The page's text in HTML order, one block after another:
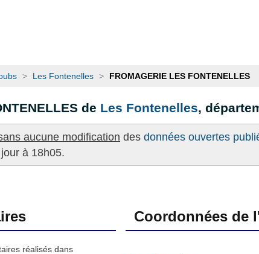
> Les Fontenelles > FROMAGERIE LES FONTENELLES
de Les Fontenelles,
aucune modification des données ouvertes
à 18h05.
réalisés dans
Coordonnées de